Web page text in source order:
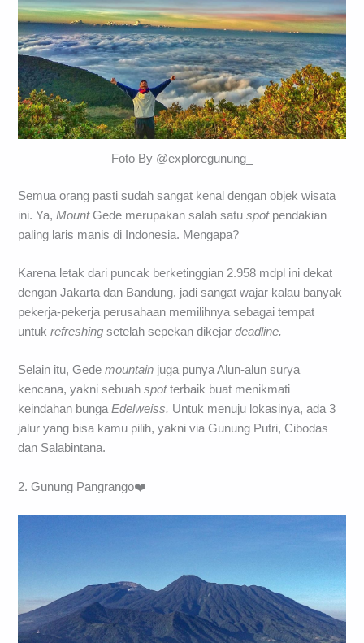
Foto By @exploregunung_
Semua orang pasti sudah sangat kenal dengan objek wisata
ini. Ya,MountGede merupakan salah satuspotpendakian
paling laris manis di Indonesia. Mengapa?
Karena letak dari puncak berketinggian 2.958 mdpl ini dekat
dengan Jakarta dan Bandung, jadi sangat wajar kalau banyak
pekerja-pekerja perusahaan memilihnya sebagai tempat
untukrefreshing setelah sepekan dikejardeadline.
Selain itu, Gedemountain juga punya Alun-alun surya
kencana, yakni sebuahspotterbaik buat menikmati
keindahan bungaEdelweiss. Untuk menuju lokasinya, ada 3
jalur yang bisa kamu pilih, yakni via Gunung Putri, Cibodas
dan Salabintana.
2. Gunung Pangrango❤️